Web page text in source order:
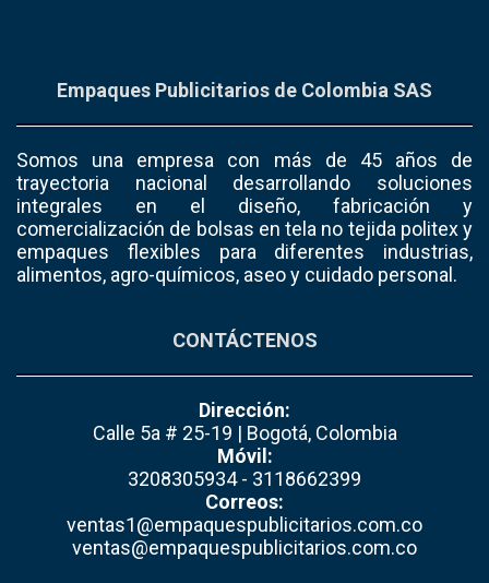
Empaques Publicitarios de Colombia SAS
Somos una empresa con más de 45 años de
trayectoria nacional desarrollando soluciones
integrales en el diseño, fabricación y
comercialización de bolsas en tela no tejida politex y
empaques flexibles para diferentes industrias,
alimentos, agro-químicos, aseo y cuidado personal.
CONTÁCTENOS
Dirección:
Calle 5a # 25-19 | Bogotá, Colombia
Móvil:
3208305934 - 3118662399
Correos:
ventas1@empaquespublicitarios.com.co
ventas@empaquespublicitarios.com.co